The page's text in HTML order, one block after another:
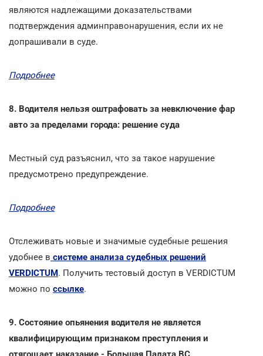
являются надлежащими доказательствами
подтверждения админправонарушения, если их не
допрашивали в суде.
Подробнее
8. Водителя нельзя оштрафовать за невключение фар
авто за пределами города: решение суда
Местный суд разъяснил, что за такое нарушение
предусмотрено предупреждение.
Подробнее
Отслеживать новые и значимые судебные решения
удобнее в системе анализа судебных решений
VERDICTUM. Получить тестовый доступ в VERDICTUM
можно по ссылке.
9. Состояние опьянения водителя не является
квалифицирующим признаком преступления и